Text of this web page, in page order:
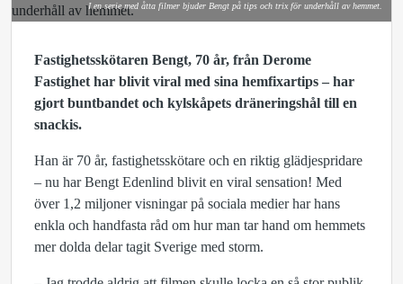
I en serie med åtta filmer bjuder Bengt på tips och trix för underhåll av hemmet.
Fastighetsskötaren Bengt, 70 år, från Derome
Fastighet har blivit viral med sina hemfixartips – har
gjort buntbandet och kylskåpets dräneringshål till en
snackis.
Han är 70 år, fastighetsskötare och en riktig glädjespridare
– nu har Bengt Edenlind blivit en viral sensation! Med
över 1,2 miljoner visningar på sociala medier har hans
enkla och handfasta råd om hur man tar hand om hemmets
mer dolda delar tagit Sverige med storm.